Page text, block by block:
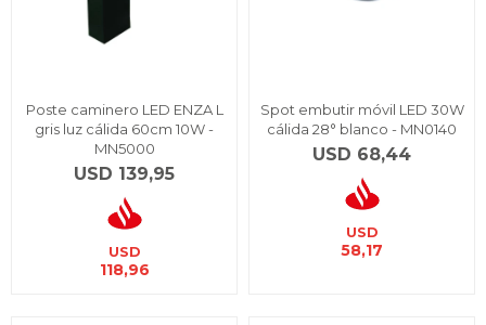
Poste caminero LED ENZA L
gris luz cálida 60cm 10W -
MN5000
USD 139,95
USD
118,96
Spot embutir móvil LED 30W
cálida 28° blanco - MN0140
USD 68,44
USD
58,17